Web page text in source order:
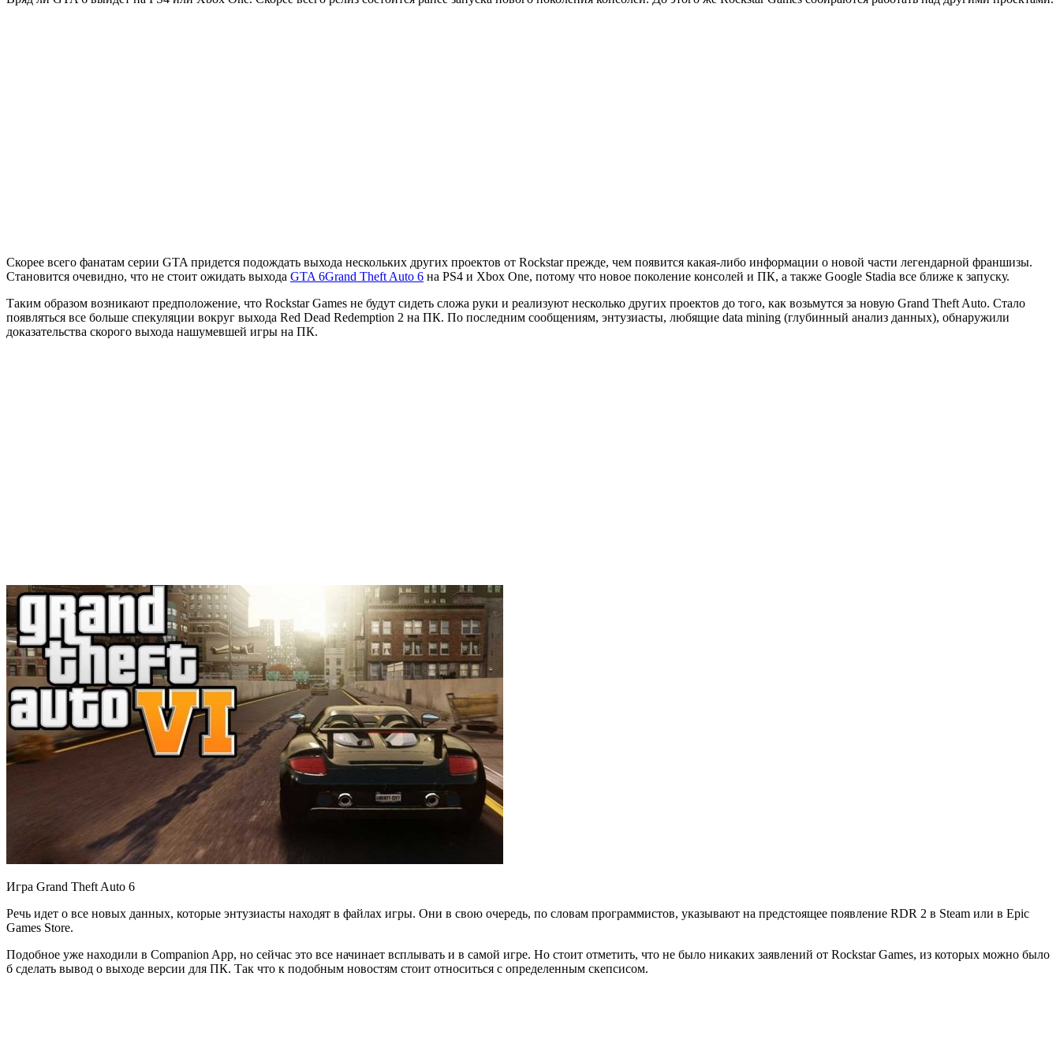
Скорее всего фанатам серии GTA придется подождать выхода нескольких других проектов от Rockstar прежде, чем появится какая-либо информации о новой части легендарной франшизы.
Становится очевидно, что не стоит ожидать выхода GTA 6Grand Theft Auto 6 на PS4 и Xbox One, потому что новое поколение консолей и ПК, а также Google Stadia все ближе к запуску.
Таким образом возникают предположение, что Rockstar Games не будут сидеть сложа руки и реализуют несколько других проектов до того, как возьмутся за новую Grand Theft Auto. Стало
появляться все больше спекуляции вокруг выхода Red Dead Redemption 2 на ПК. По последним сообщениям, энтузиасты, любящие data mining (глубинный анализ данных), обнаружили
доказательства скорого выхода нашумевшей игры на ПК.
Игра Grand Theft Auto 6
Речь идет о все новых данных, которые энтузиасты находят в файлах игры. Они в свою очередь, по словам программистов, указывают на предстоящее появление RDR 2 в Steam или в Epic
Games Store.
Подобное уже находили в Companion App, но сейчас это все начинает всплывать и в самой игре. Но стоит отметить, что не было никаких заявлений от Rockstar Games, из которых можно было
б сделать вывод о выходе версии для ПК. Так что к подобным новостям стоит относиться с определенным скепсисом.